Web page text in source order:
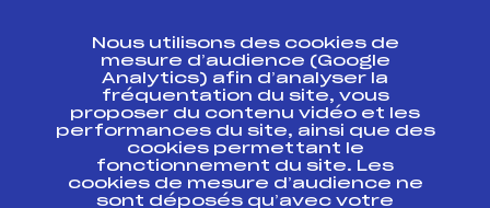
Ressources
Pass’Neige
Projet sportif fédéral
Projet de performance fédéral
Nous utilisons des cookies de
mesure d’audience (Google
Analytics) afin d’analyser la
fréquentation du site, vous
proposer du contenu vidéo et les
performances du site, ainsi que des
cookies permettant le
fonctionnement du site. Les
cookies de mesure d’audience ne
sont déposés qu’avec votre